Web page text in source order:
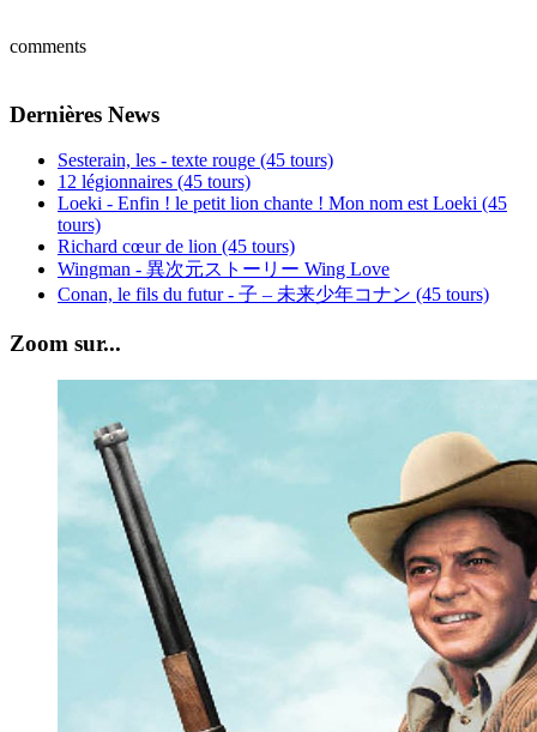
comments
Dernières News
Sesterain, les - texte rouge (45 tours)
12 légionnaires (45 tours)
Loeki - Enfin ! le petit lion chante ! Mon nom est Loeki (45
tours)
Richard cœur de lion (45 tours)
Wingman - 異次元ストーリー Wing Love
Conan, le fils du futur - 子 – 未来少年コナン (45 tours)
Zoom sur...